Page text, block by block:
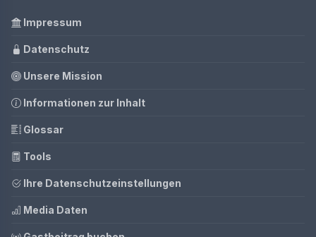
Impressum
Datenschutz
Unsere Mission
Informationen zur Inhalt
Glossar
Tools
Ihre Datenschutzeinstellungen
Media Daten